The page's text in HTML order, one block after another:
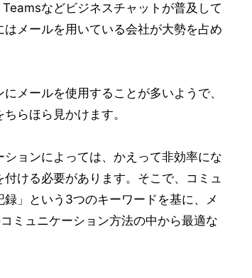
などビジネスチャットが普及して
メールを用いている会社が大勢を占め
メールを使用することが多いようで、
らほら見かけます。
ョンによっては、かえって非効率にな
ける必要があります。そこで、コミュ
」という3つのキーワードを基に、メ
ミュニケーション方法の中から最適な